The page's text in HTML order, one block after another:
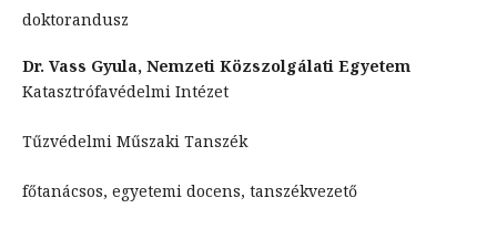
doktorandusz
Dr. Vass Gyula, Nemzeti Közszolgálati Egyetem
Katasztrófavédelmi Intézet
Tűzvédelmi Műszaki Tanszék
főtanácsos, egyetemi docens, tanszékvezető